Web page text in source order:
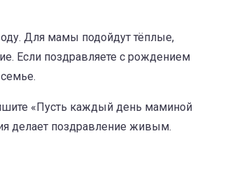
Для мамы подойдут тёплые,
Если поздравляете с рождением
«Пусть каждый день маминой
делает поздравление живым.